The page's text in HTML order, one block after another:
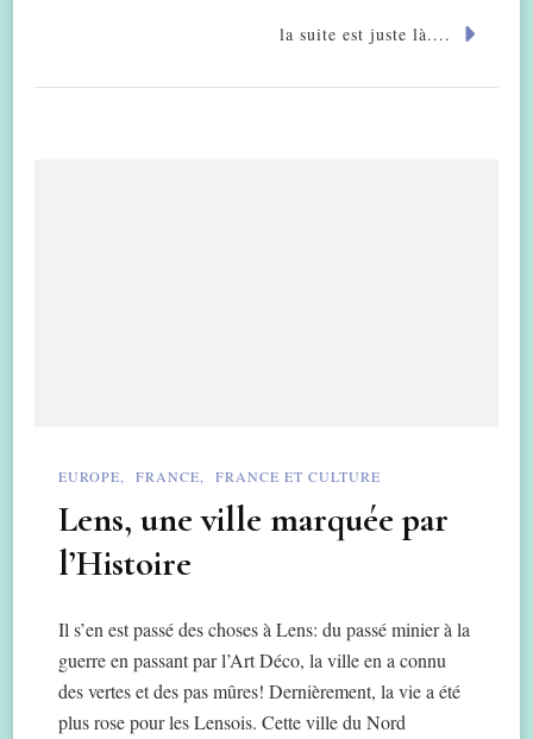
la suite est juste là....
EUROPE FRANCE FRANCE ET CULTURE
Lens, une ville marquée par
l’Histoire
Il s’en est passé des choses à Lens: du passé minier à la
guerre en passant par l’Art Déco, la ville en a connu
des vertes et des pas mûres! Dernièrement, la vie a été
plus rose pour les Lensois. Cette ville du Nord